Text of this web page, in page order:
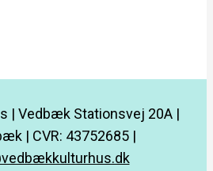
| Vedbæk Stationsvej 20A |
| CVR: 43752685 |